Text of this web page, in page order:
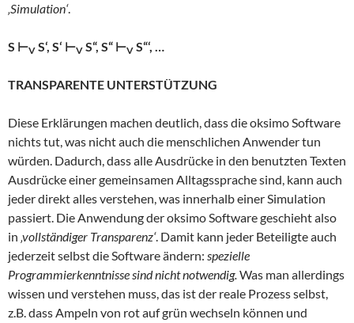
‚Simulation‘.
S ⊢V S‘, S‘ ⊢V S“, S“ ⊢V S“‘, …
TRANSPARENTE UNTERSTÜTZUNG
Diese Erklärungen machen deutlich, dass die oksimo Software
nichts tut, was nicht auch die menschlichen Anwender tun
würden. Dadurch, dass alle Ausdrücke in den benutzten Texten
Ausdrücke einer gemeinsamen Alltagssprache sind, kann auch
jeder direkt alles verstehen, was innerhalb einer Simulation
passiert. Die Anwendung der oksimo Software geschieht also
in ‚vollständiger Transparenz‘. Damit kann jeder Beteiligte auch
jederzeit selbst die Software ändern: spezielle
Programmierkenntnisse sind nicht notwendig.Was man allerdings
wissen und verstehen muss, das ist der reale Prozess selbst,
z.B. dass Ampeln von rot auf grün wechseln können und